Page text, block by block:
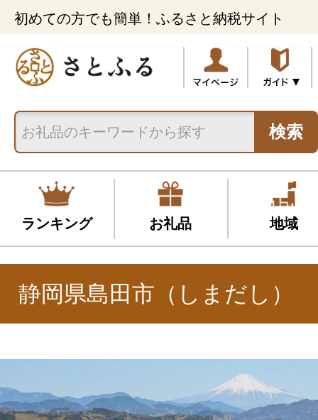
初めての方でも簡単！ふるさと納税サイト
検索
ランキング お礼品 地域
静岡県島田市（しまだし）